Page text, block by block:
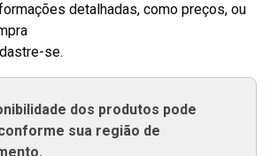
detalhadas, como preços, ou
se.
dos produtos pode
sua região de